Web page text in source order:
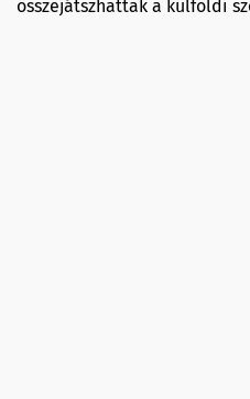
összejátszhattak a külföldi